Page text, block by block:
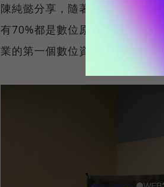
陳純懿分享，隨著全球STO成長
有70%都是數位原生族群，因此
業的第一個數位資產部，並決定